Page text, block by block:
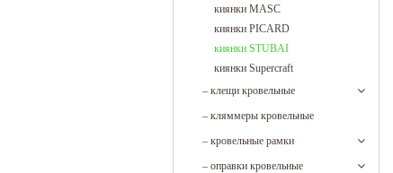
киянки MASC
киянки PICARD
киянки STUBAI
киянки Supercraft
– клещи кровельные
– кляммеры кровельные
– кровельные рамки
– оправки кровельные